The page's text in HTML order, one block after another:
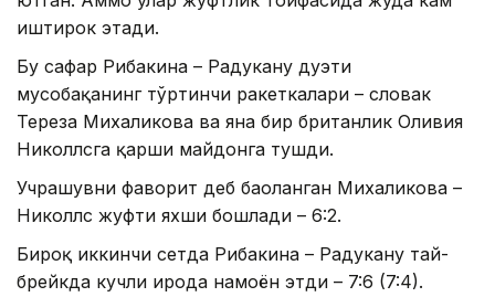
иштирок этади.
Бу сафар Рибакина – Радукану дуэти
мусобақанинг тўртинчи ракеткалари – словак
Тереза Михаликова ва яна бир британлик Оливия
Николлсга қарши майдонга тушди.
Учрашувни фаворит деб баҳоланган Михаликова –
Николлс жуфти яхши бошлади – 6:2.
Бироқ иккинчи сетда Рибакина – Радукану тай-
брейкда кучли ирода намоён этди – 7:6 (7:4).